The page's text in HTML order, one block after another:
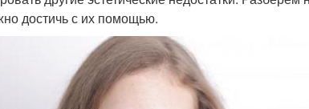
достичь с их помощью.